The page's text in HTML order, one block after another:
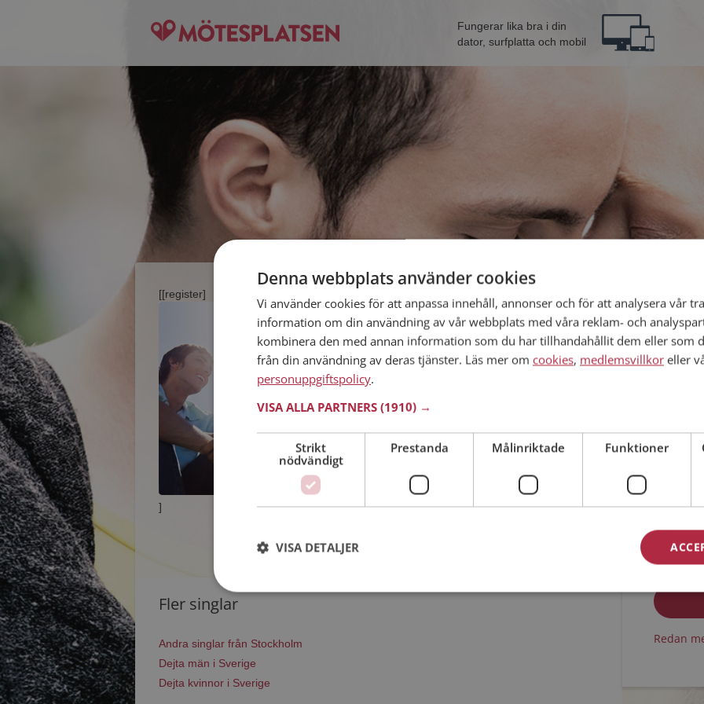
Fungerar lika bra i din
dator, surfplatta och mobil
[[register]
]
Fler singlar
Andra singlar från Stockholm
Dejta män i Sverige
Dejta kvinnor i Sverige
Bli
Jag är en:
Jag
Jag
Redan
Denna webbplats använder cookies
Vi använder cookies för att anpassa innehåll, annonser och för att analysera vår
information om din användning av vår webbplats med våra reklam- och
kombinera den med annan information som du har tillhandahållit dem eller som
från din användning av deras tjänster. Läs mer om cookies, medlemsvillkor eller
personuppgiftspolicy.
VISA ALLA PARTNERS (1910) →
Strikt
nödvändigt
Prestanda Målinriktade Funktioner
VISA DETALJER